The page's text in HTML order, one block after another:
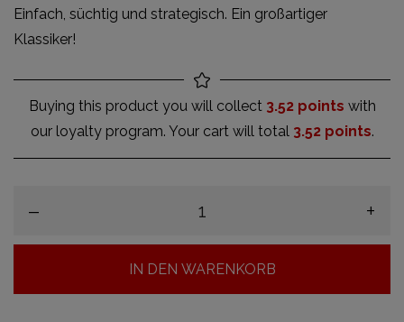
Einfach, süchtig und strategisch. Ein großartiger
Klassiker!
Buying this product you will collect 3.52 points with
our loyalty program. Your cart will total 3.52 points.
– +
IN DEN WARENKORB